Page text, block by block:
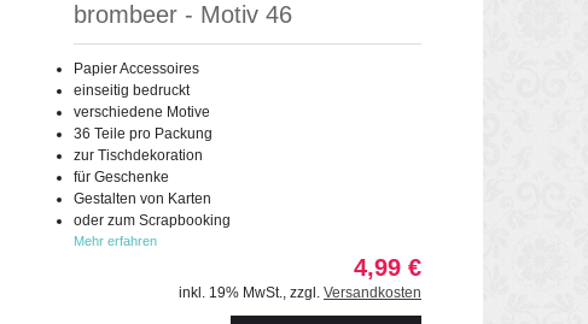
brombeer - Motiv 46
Papier Accessoires
einseitig bedruckt
verschiedene Motive
36 Teile pro Packung
zur Tischdekoration
für Geschenke
Gestalten von Karten
oder zum Scrapbooking
Mehr erfahren
4,99 €
inkl. 19% MwSt., zzgl. Versandkosten